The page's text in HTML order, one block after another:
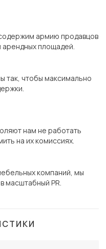
армию продавцов
арендных площадей.
так, чтобы максимально
нам не работать
на их комиссиях.
компаний, мы
масштабный PR.